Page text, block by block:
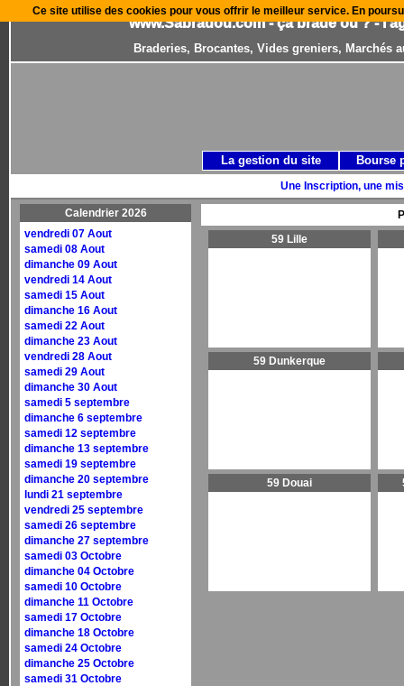
www.Sabradou.com - ça brade où ? -
Braderies, Brocantes, Vides greniers, Marchés
Une Inscription, une
Calendrier 2026
vendredi 07 Aout
samedi 08 Aout
dimanche 09 Aout
vendredi 14 Aout
samedi 15 Aout
dimanche 16 Aout
samedi 22 Aout
dimanche 23 Aout
vendredi 28 Aout
samedi 29 Aout
dimanche 30 Aout
samedi 5 septembre
dimanche 6 septembre
samedi 12 septembre
dimanche 13 septembre
samedi 19 septembre
dimanche 20 septembre
lundi 21 septembre
vendredi 25 septembre
samedi 26 septembre
dimanche 27 septembre
samedi 03 Octobre
dimanche 04 Octobre
samedi 10 Octobre
dimanche 11 Octobre
samedi 17 Octobre
dimanche 18 Octobre
samedi 24 Octobre
dimanche 25 Octobre
samedi 31 Octobre
59 Lille
59 Dunkerque
59 Douai
La gestion du site Bourse
Ce site utilise des cookies pour vous offrir le meilleur service. En